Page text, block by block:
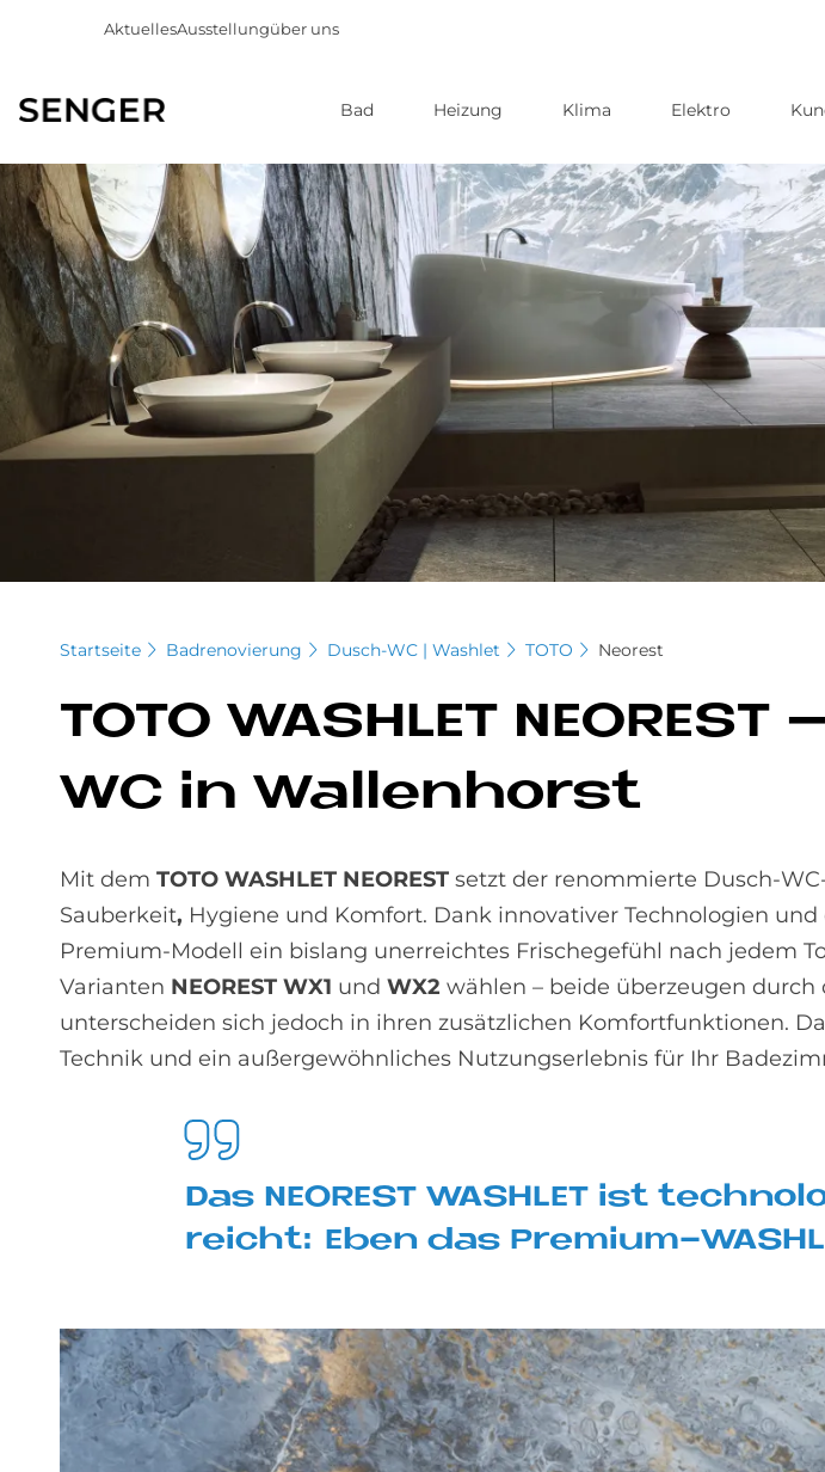
Direkt
zum
Inhalt
AktuellesAusstellungüber uns
Bad Heizung Klima Elektro
Startseite Badrenovierung Dusch-WC | Washlet TOTO Neorest
TOTO WA­SH­LET
WC in Wal­len­horst
Mit dem TOTO WASHLET NEOREST setzt der renommierte Dusch-
Sauberkeit, Hygiene und Komfort. Dank innovativer Technologien
Premium-Modell ein bislang unerreichtes Frischegefühl nach jedem
Varianten NEOREST WX1 und WX2 wählen – beide überzeugen
unterscheiden sich jedoch in ihren zusätzlichen Komfortfunktionen.
Technik und ein außergewöhnliches Nutzungserlebnis für Ihr
Das NEO­REST WA­SH­LET ist
reicht: Eben das Pre­mi­um-